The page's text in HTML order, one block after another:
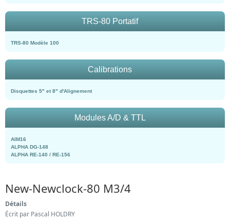
TRS-80 Portatif
TRS-80 Modèle 100
Calibrations
Disquettes 5" et 8" d'Alignement
Modules A/D & TTL
AIM16
ALPHA DG-148
ALPHA RE-140 / RE-156
New-Newclock-80 M3/4
Détails
Écrit par Pascal HOLDRY